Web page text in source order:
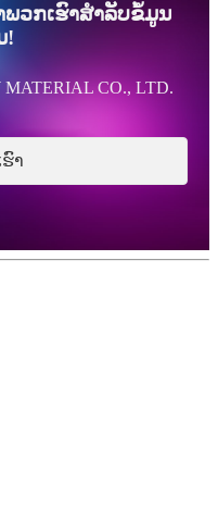
ພວກເຮົາສຳລັບຂໍ້ມູນ
!
CO., LTD.
າ